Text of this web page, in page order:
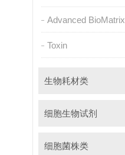
Advanced BioMatrix
Toxin
生物耗材类
细胞生物试剂
细胞菌株类